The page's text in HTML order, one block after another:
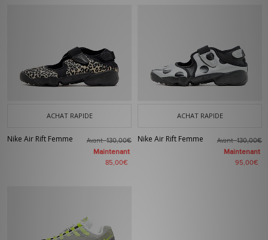
ACHAT RAPIDE
Nike Air Rift Femme Avant130,00€
Maintenant
85,00€
ACHAT RAPIDE
Nike Air Rift Femme Avant130,00€
Maintenant
95,00€